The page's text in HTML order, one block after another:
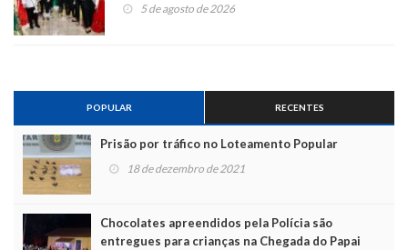
5 de agosto de 2026
POPULAR RECENTES
Prisão por tráfico no Loteamento Popular
18 de dezembro de 2021
Chocolates apreendidos pela Polícia são
entregues para crianças na Chegada do Papai